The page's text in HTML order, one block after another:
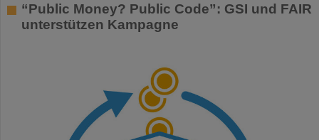
“Public Money? Public Code”: GSI und FAIR
unterstützen Kampagne